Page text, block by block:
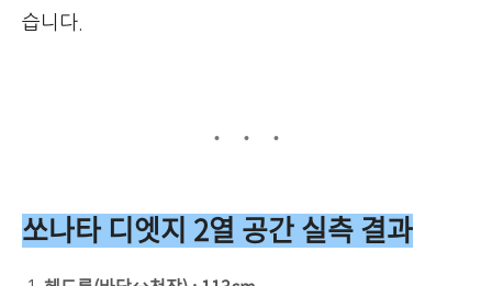
습니다.
쏘나타 디엣지 2열 공간 실측 결과